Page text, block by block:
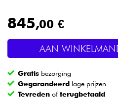
Live Sound
Licht
Drums & percussie
845,00 €
AAN
Gratis bezorging
Gegarandeerd lage prijzen
Tevreden ofterugbetaald